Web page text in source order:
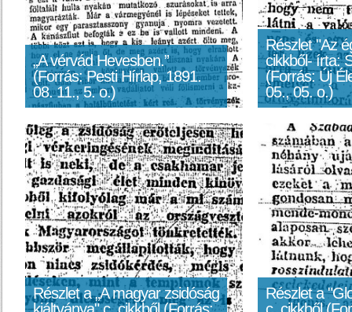
„A vérvád Hevesben.”
(Forrás: Pesti Hírlap, 1891.
08. 11., 5. o.)
Részlet "Az
cikkből- írta:
(Forrás: Új
05., 05. o.)
Részlet a „A magyar zsidóság
Részlet a